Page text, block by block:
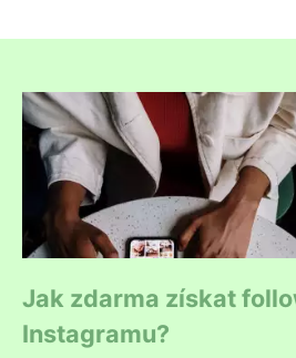
Jak zdarma získat
Instagramu?